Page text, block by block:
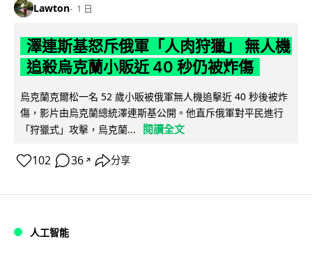
Lawton 1 日
澤連斯基怒斥俄軍「人肉狩獵」 無人機
追殺烏克蘭小販近 40 秒仍被炸傷
烏克蘭克爾松一名 52 歲小販被俄軍無人機追擊近 40 秒後被炸
傷，影片由烏克蘭總統澤連斯基公開。他直斥俄軍對平民進行
「狩獵式」攻擊，烏克蘭...
閱讀全文
102 36 ↗ 分享
人工智能